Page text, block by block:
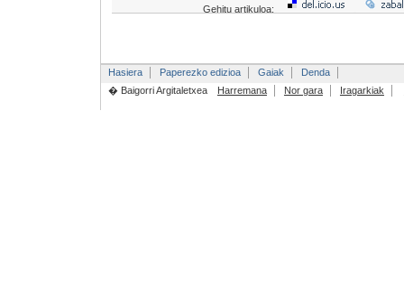
Gehitu artikuloa:
Hasiera Paperezko edizioa Gaiak
Denda
� Baigorri Argitaletxea
Harremana Nor gara Iragarkiak